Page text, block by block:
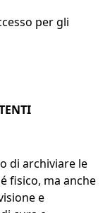
per gli
di archiviare le
fisico, ma anche
e